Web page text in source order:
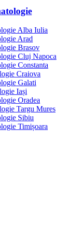
Alba Iulia
Arad
Brasov
Cluj Napoca
Constanta
Craiova
Galati
Iași
Oradea
Targu Mures
Sibiu
Timișoara